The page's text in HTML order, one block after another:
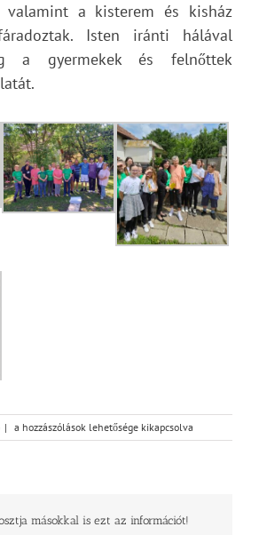
valamint a kisterem és kisház
Isten iránti hálával
a gyermekek és felnőttek
| Szeretethíd
gyülekezetünkben
a hozzászólások lehetősége kikapcsolva
másokkal is ezt az információt!